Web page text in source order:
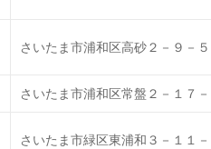
さいたま市浦和区高砂２－９－
さいたま市浦和区常盤２－１７
さいたま市緑区東浦和３－１１